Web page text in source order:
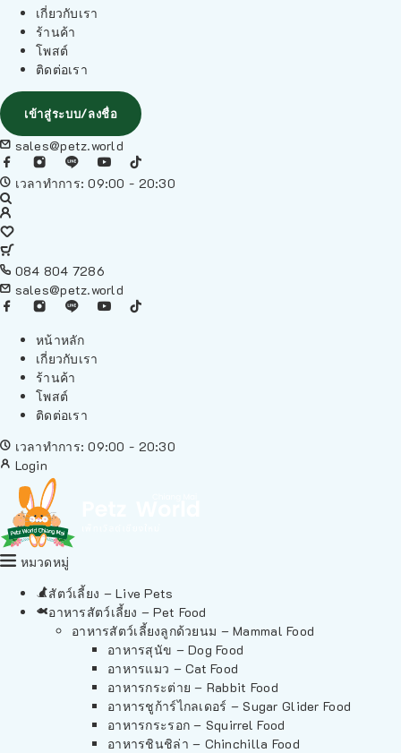
เกี่ยวกับเรา
ร้านค้า
โพสต์
ติดต่อเรา
เข้าสู่ระบบ/ลงชื่อ
sales@petz.world
เวลาทำการ: 09:00 - 20:30
084 804 7286
sales@petz.world
หน้าหลัก
เกี่ยวกับเรา
ร้านค้า
โพสต์
ติดต่อเรา
เวลาทำการ: 09:00 - 20:30
Login
หมวดหมู่
สัตว์เลี้ยง – Live Pets
อาหารสัตว์เลี้ยง – Pet Food
อาหารสัตว์เลี้ยงลูกด้วยนม – Mammal Food
อาหารสุนัข – Dog Food
อาหารแมว – Cat Food
อาหารกระต่าย – Rabbit Food
อาหารชูก้าร์ไกลเดอร์ – Sugar Glider Food
อาหารกระรอก – Squirrel Food
อาหารชินชิล่า – Chinchilla Food